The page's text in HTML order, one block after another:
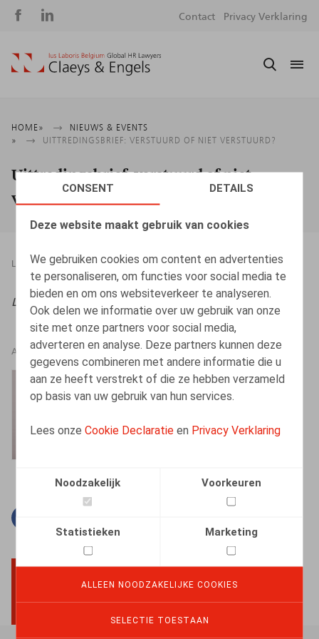
CONSENT DETAILS
Deze website maakt gebruik van cookies
We gebruiken cookies om content en advertenties
te personaliseren, om functies voor social media te
bieden en om ons websiteverkeer te analyseren.
Ook delen we informatie over uw gebruik van onze
site met onze partners voor social media,
adverteren en analyse. Deze partners kunnen deze
gegevens combineren met andere informatie die u
aan ze heeft verstrekt of die ze hebben verzameld
op basis van uw gebruik van hun services.
Lees onzeCookie Declaratie en Privacy Verklaring
Noodzakelijk Voorkeuren
Statistieken Marketing
ALLEEN NOODZAKELIJKE COOKIES
SELECTIE TOESTAAN
Social
Contact Privacy Verklaring
Kruimelpad
HOME
NIEUWS & EVENTS
UITTREDINGSBRIEF: VERSTUURD OF NIET VERSTUURD?
Uittredingsbrief: verstuurd of niet
verstuurd?
LEGAL MAGAZINES 20.10.2023
Life&Benefits
AUTEURS
Barbara Heylen